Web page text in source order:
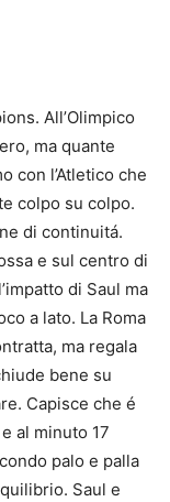
All’Olimpico
ma quante
con l’Atletico che
colpo su colpo.
di continuitá.
e sul centro di
di Saul ma
a lato. La Roma
ma regala
bene su
Capisce che é
al minuto 17
palo e palla
Saul e